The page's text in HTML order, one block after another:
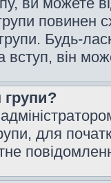
Будь-
вступ, він
групи?
для